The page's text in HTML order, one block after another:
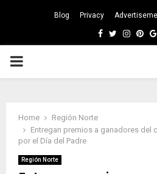
Blog Privacy
Facebook
Twitter
PRIMARY
Home
Región Norte
Entregan premios a ganadores del
por el Día del Padre
Región Norte